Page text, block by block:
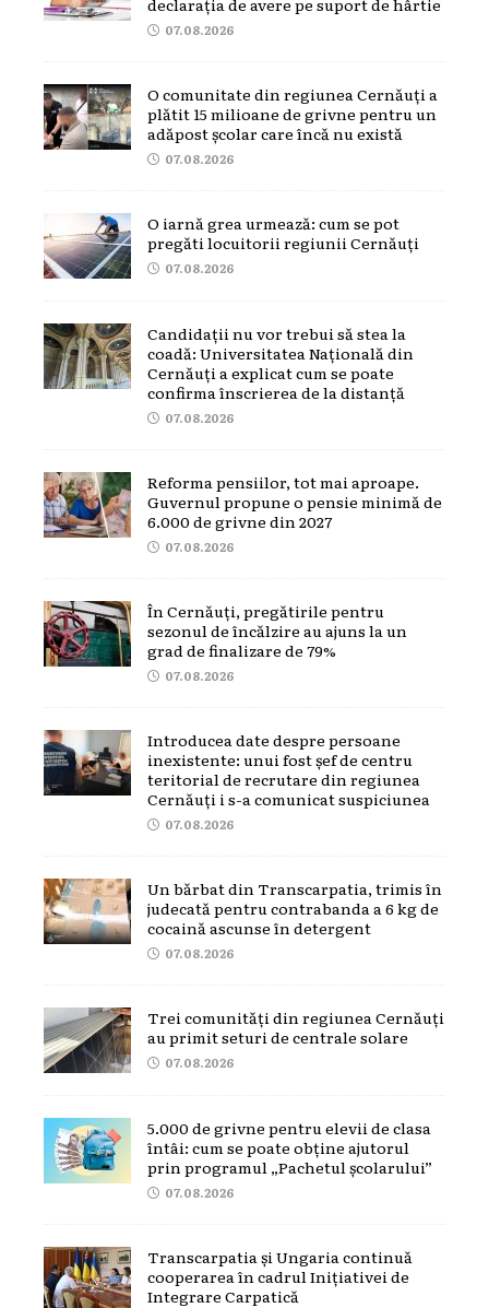
07.08.2026
O comunitate din regiunea Cernăuți a
plătit 15 milioane de grivne pentru un
adăpost școlar care încă nu există
07.08.2026
O iarnă grea urmează: cum se pot
pregăti locuitorii regiunii Cernăuți
07.08.2026
Candidații nu vor trebui să stea la
coadă: Universitatea Națională din
Cernăuți a explicat cum se poate
confirma înscrierea de la distanță
07.08.2026
Reforma pensiilor, tot mai aproape.
Guvernul propune o pensie minimă de
6.000 de grivne din 2027
07.08.2026
În Cernăuți, pregătirile pentru
sezonul de încălzire au ajuns la un
grad de finalizare de 79%
07.08.2026
Introducea date despre persoane
inexistente: unui fost șef de centru
teritorial de recrutare din regiunea
Cernăuți i s-a comunicat suspiciunea
07.08.2026
Un bărbat din Transcarpatia, trimis în
judecată pentru contrabanda a 6 kg de
cocaină ascunse în detergent
07.08.2026
Trei comunități din regiunea Cernăuți
au primit seturi de centrale solare
07.08.2026
5.000 de grivne pentru elevii de clasa
întâi: cum se poate obține ajutorul
prin programul „Pachetul școlarului”
07.08.2026
Transcarpatia și Ungaria continuă
cooperarea în cadrul Inițiativei de
Integrare Carpatică